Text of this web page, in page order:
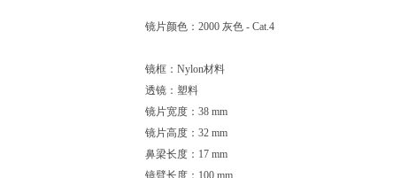
镜片颜色：2000 灰色 - Cat.4
镜框：Nylon材料
透镜：塑料
镜片宽度：38 mm
镜片高度：32 mm
鼻梁长度：17 mm
镜臂长度：100 mm